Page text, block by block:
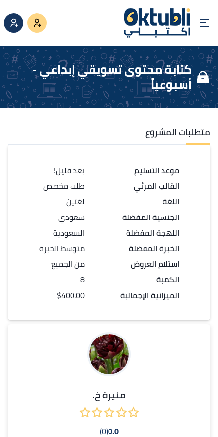
كتابة محتوى تسويقي إبداعي -
أسبوعياً
متطلبات المشروع
موعد التسليم
القالب المرئي
اللغة
الجنسية المفضلة
اللهجة المفضلة
الخبرة المفضلة
استلام العروض
الكمية
الميزانية الإجمالية
بعد قليل!
طلب مخصص
لغتين
سعودي
السعودية
متوسط الخبرة
من الجميع
8
$400.00
منيرة خ.
0.0
(0)